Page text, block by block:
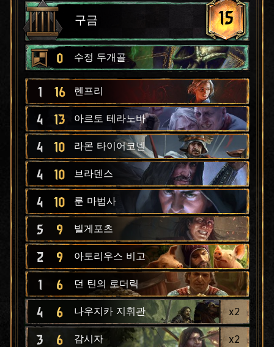
구금 15
0 수정 두개골
1 16 렌프리
4 13 아르토 테라노바
4 10 라몬 타이어코넬
4 10 브라덴스
4 10 룬 마법사
5 9 빌게포츠
2 9 아토리우스 비고
1 6 던 틴의 로더릭
4 6 나우지카 지휘관 x2
3 6 감시자 x2